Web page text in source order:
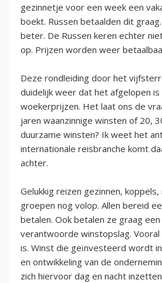
gezinnetje voor een week een
boekt. Russen betaalden dit
beter. De Russen keren echter
op. Prijzen worden weer
Deze rondleiding door het
duidelijk weer dat het afgelopen
woekerprijzen. Het laat ons de
jaren waanzinnige winsten of 20,
duurzame winsten? Ik weet het
internationale reisbranche komt
achter.
Gelukkig reizen gezinnen, koppels,
groepen nog volop. Allen bereid
betalen. Ook betalen ze graag
verantwoorde winstopslag. Vooral
is. Winst die geïnvesteerd wordt
en ontwikkeling van de
zich hiervoor dag en nacht